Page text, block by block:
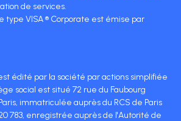
de services.
type VISA ® Corporate est émise par
édité par la société par actions simplifiée
social est situé 72 rue du Faubourg
immatriculée auprès du RCS de Paris
783, enregistrée auprès de l'Autorité de